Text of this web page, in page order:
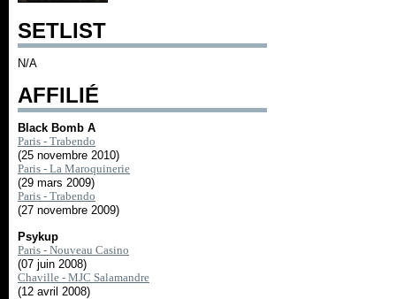
SETLIST
N/A
AFFILIÉ
Black Bomb A
Paris - Trabendo
(25 novembre 2010)
Paris - La Maroquinerie
(29 mars 2009)
Paris - Trabendo
(27 novembre 2009)
Psykup
Paris - Nouveau Casino
(07 juin 2008)
Chaville - MJC Salamandre
(12 avril 2008)